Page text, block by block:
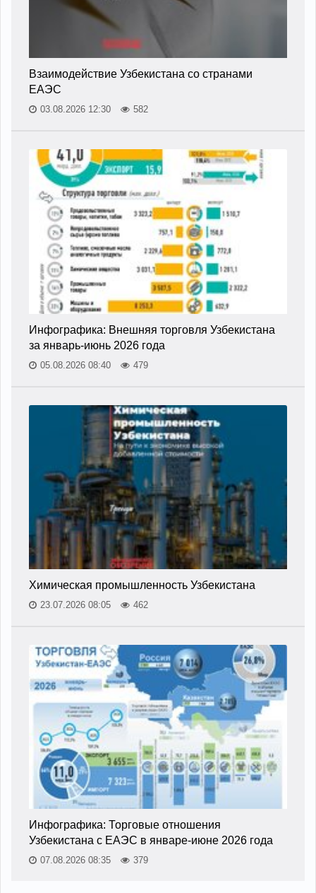
Взаимодействие Узбекистана со странами
ЕАЭС
03.08.2026 12:30 582
Инфографика: Внешняя торговля Узбекистана
за январь-июнь 2026 года
05.08.2026 08:40 479
Химическая промышленность Узбекистана
23.07.2026 08:05 462
Инфографика: Торговые отношения
Узбекистана с ЕАЭС в январе-июне 2026 года
07.08.2026 08:35 379